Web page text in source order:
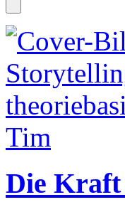
Die Kraft